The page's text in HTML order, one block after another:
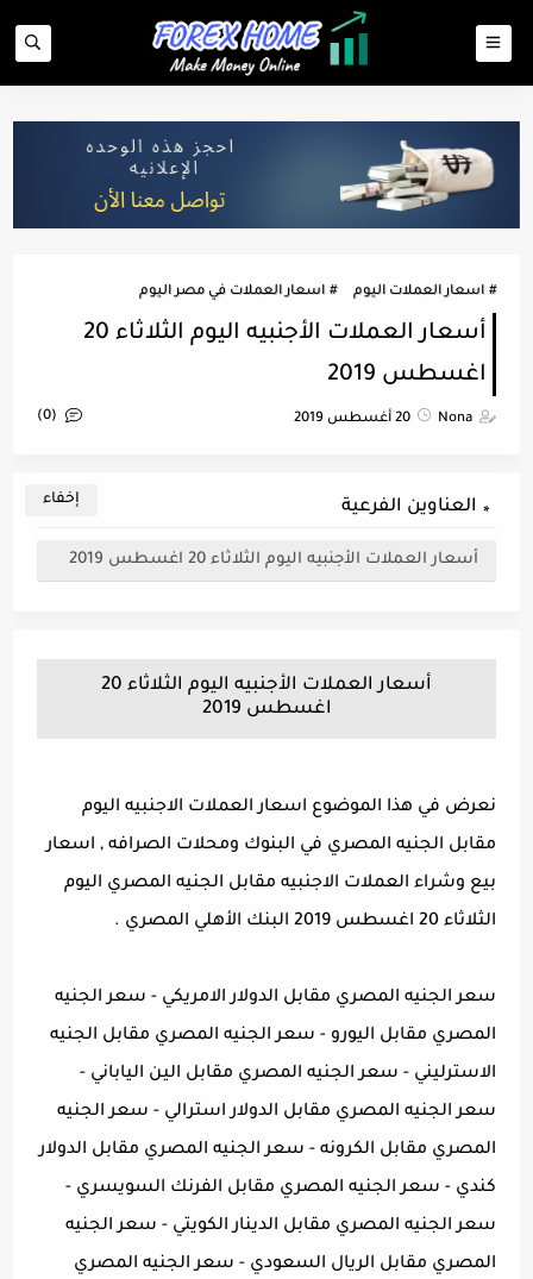
اسعار العملات اليوم اسعار العملات في مصر اليوم
أسعار العملات الأجنبيه اليوم الثلاثاء 20
اغسطس 2019
Nona 20 أغسطس 2019 (0)
العناوين الفرعية
أسعار العملات الأجنبيه اليوم الثلاثاء 20 اغسطس 2019
أسعار العملات الأجنبيه اليوم الثلاثاء 20
اغسطس 2019
نعرض في هذا الموضوع اسعار العملات الاجنبيه اليوم
مقابل الجنيه المصري في البنوك ومحلات الصرافه , اسعار
بيع وشراء العملات الاجنبيه مقابل الجنيه المصري اليوم
الثلاثاء 20 اغسطس 2019 البنك الأهلي المصري .
سعر الجنيه المصري مقابل الدولار الامريكي - سعر الجنيه
المصري مقابل اليورو - سعر الجنيه المصري مقابل الجنيه
الاسترليني - سعر الجنيه المصري مقابل الين الياباني -
سعر الجنيه المصري مقابل الدولار استرالي - سعر الجنيه
المصري مقابل الكرونه - سعر الجنيه المصري مقابل الدولار
كندي - سعر الجنيه المصري مقابل الفرنك السويسري -
سعر الجنيه المصري مقابل الدينار الكويتي - سعر الجنيه
المصري مقابل الريال السعودي - سعر الجنيه المصري